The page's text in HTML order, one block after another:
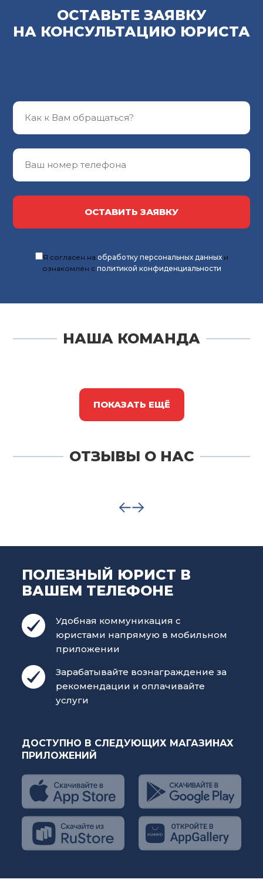
ОСТАВЬТЕ ЗАЯВКУ
НА КОНСУЛЬТАЦИЮ ЮРИСТА
ОСТАВИТЬ ЗАЯВКУ
Я согласен на обработку персональных данныхи
ознакомлен с политикой конфиденциальности
НАША КОМАНДА
ПОКАЗАТЬ ЕЩЁ
ОТЗЫВЫ О НАС
ПОЛЕЗНЫЙ ЮРИСТ В
ВАШЕМ ТЕЛЕФОНЕ
Удобная коммуникация с
юристами напрямую в мобильном
приложении
Зарабатывайте вознаграждение за
рекомендации и оплачивайте
услуги
ДОСТУПНО В СЛЕДУЮЩИХ МАГАЗИНАХ
ПРИЛОЖЕНИЙ